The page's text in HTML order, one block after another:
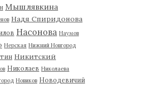
Мышлявкина
Надя Спиридонова
Насонова Наумов
Нерская Нижний Новгород
Никитский
Николаев Николаева
Новиков Новодевичий